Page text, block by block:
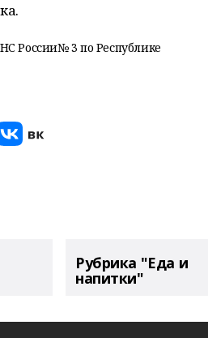
России№ 3 по Республике
Рубрика "Еда и
напитки"